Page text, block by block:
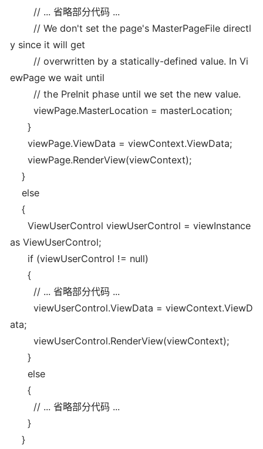
// ... 省略部分代码 ...
// We don't set the page's MasterPageFile directl
y since it will get
// overwritten by a statically-defined value. In Vi
ewPage we wait until
// the PreInit phase until we set the new value.
viewPage.MasterLocation = masterLocation;
}
viewPage.ViewData = viewContext.ViewData;
viewPage.RenderView(viewContext);
}
else
{
ViewUserControl viewUserControl = viewInstance
as ViewUserControl;
if (viewUserControl != null)
{
// ... 省略部分代码 ...
viewUserControl.ViewData = viewContext.ViewD
ata;
viewUserControl.RenderView(viewContext);
}
else
{
// ... 省略部分代码 ...
}
}